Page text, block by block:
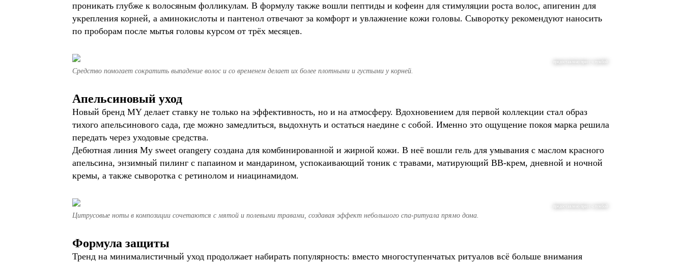
проникать глубже к волосяным фолликулам. В формулу также вошли пептиды и кофеин для стимуляции роста волос, апигенин для
укрепления корней, а аминокислоты и пантенол отвечают за комфорт и увлажнение кожи головы. Сыворотку рекомендуют наносить
по проборам после мытья головы курсом от трёх месяцев.
предоставлено пресс-службой
Средство помогает сократить выпадение волос и со временем делает их более плотными и густыми у корней.
Апельсиновый уход
Новый бренд MY делает ставку не только на эффективность, но и на атмосферу. Вдохновением для первой коллекции стал образ
тихого апельсинового сада, где можно замедлиться, выдохнуть и остаться наедине с собой. Именно это ощущение покоя марка решила
передать через уходовые средства.
Дебютная линия My sweet orangery создана для комбинированной и жирной кожи. В неё вошли гель для умывания с маслом красного
апельсина, энзимный пилинг с папаином и мандарином, успокаивающий тоник с травами, матирующий BB-крем, дневной и ночной
кремы, а также сыворотка с ретинолом и ниацинамидом.
предоставлено пресс-службой
Цитрусовые ноты в композиции сочетаются с мятой и полевыми травами, создавая эффект небольшого спа-ритуала прямо дома.
Формула защиты
Тренд на минималистичный уход продолжает набирать популярность: вместо многоступенчатых ритуалов всё больше внимания